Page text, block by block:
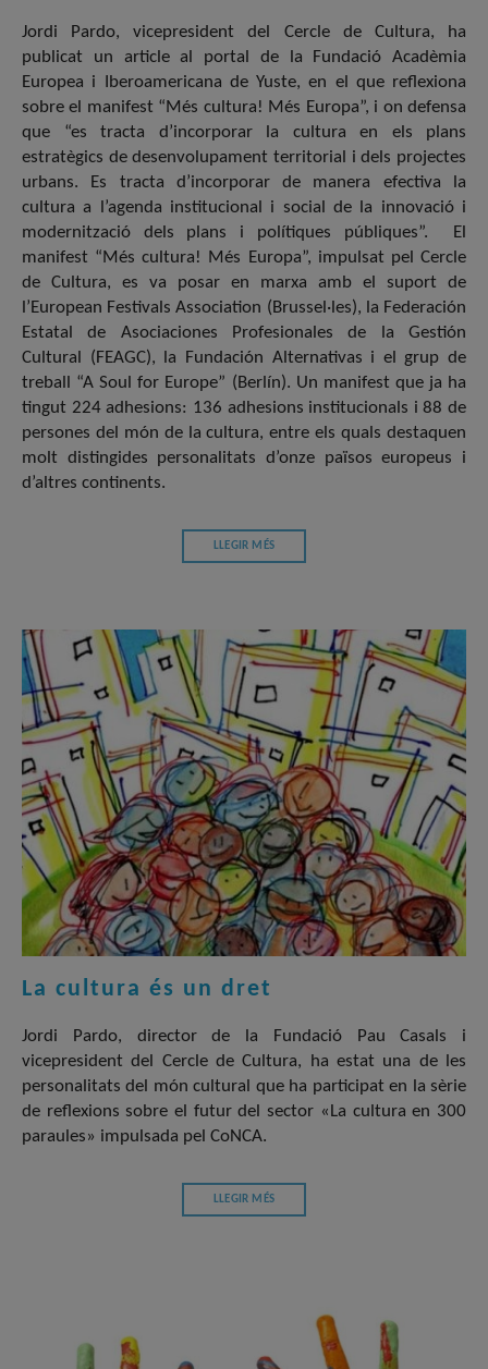
Jordi Pardo, vicepresident del Cercle de Cultura, ha
publicat un article al portal de la Fundació Acadèmia
Europea i Iberoamericana de Yuste, en el que reflexiona
sobre el manifest “Més cultura! Més Europa”, i on defensa
que “es tracta d’incorporar la cultura en els plans
estratègics de desenvolupament territorial i dels projectes
urbans. Es tracta d’incorporar de manera efectiva la
cultura a l’agenda institucional i social de la innovació i
modernització dels plans i polítiques públiques”. El
manifest “Més cultura! Més Europa”, impulsat pel Cercle
de Cultura, es va posar en marxa amb el suport de
l’European Festivals Association (Brussel·les), la Federación
Estatal de Asociaciones Profesionales de la Gestión
Cultural (FEAGC), la Fundación Alternativas i el grup de
treball “A Soul for Europe” (Berlín). Un manifest que ja ha
tingut 224 adhesions: 136 adhesions institucionals i 88 de
persones del món de la cultura, entre els quals destaquen
molt distingides personalitats d’onze països europeus i
d’altres continents.
LLEGIR MÉS
La cultura és un dret
Jordi Pardo, director de la Fundació Pau Casals i
vicepresident del Cercle de Cultura, ha estat una de les
personalitats del món cultural que ha participat en la sèrie
de reflexions sobre el futur del sector «La cultura en 300
paraules» impulsada pel CoNCA.
LLEGIR MÉS